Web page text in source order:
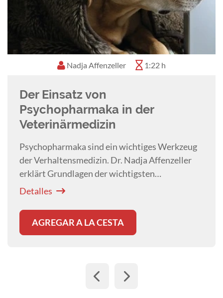
Nadja Affenzeller 1:22 h
Der Einsatz von
Psychopharmaka in der
Veterinärmedizin
Psychopharmaka sind ein wichtiges Werkzeug
der Verhaltensmedizin. Dr. Nadja Affenzeller
erklärt Grundlagen der wichtigsten
Medikamente und stellt verschiedene
Indikationen übersichtlich vor.
Detalles
AGREGAR A LA CESTA